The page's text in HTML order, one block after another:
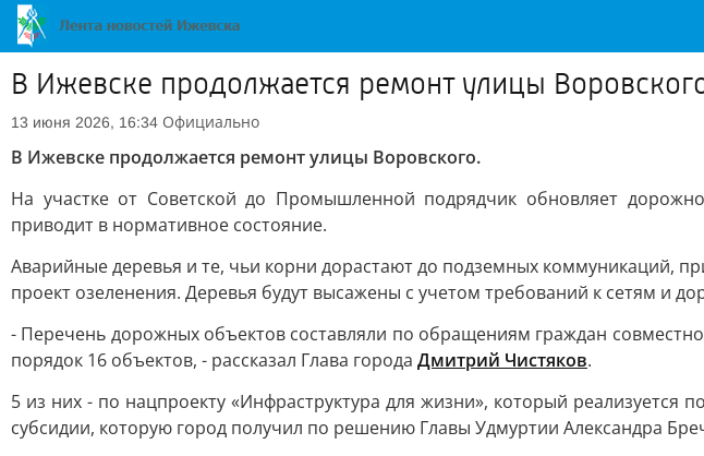
В Ижевске продолжается ремонт улицы
13 июня 2026, 16:34 Официально
В Ижевске продолжается ремонт улицы Воровского.
На участке от Советской до Промышленной подрядчик обновляет
приводит в нормативное состояние.
Аварийные деревья и те, чьи корни дорастают до подземных коммуникаций,
проект озеленения. Деревья будут высажены с учетом требований к сетям и
- Перечень дорожных объектов составляли по обращениям граждан
порядок 16 объектов, - рассказал Глава города Дмитрий Чистяков.
5 из них - по нацпроекту «Инфраструктура для жизни», который
субсидии, которую город получил по решению Главы Удмуртии Александра